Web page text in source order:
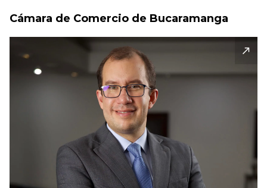
Cámara de Comercio de Bucaramanga